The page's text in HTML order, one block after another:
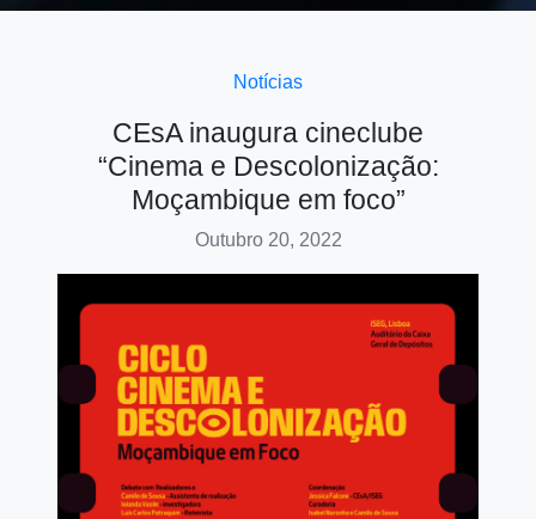
Notícias
CEsA inaugura cineclube
“Cinema e Descolonização:
Moçambique em foco”
Outubro 20, 2022